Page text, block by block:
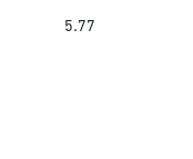
5.77